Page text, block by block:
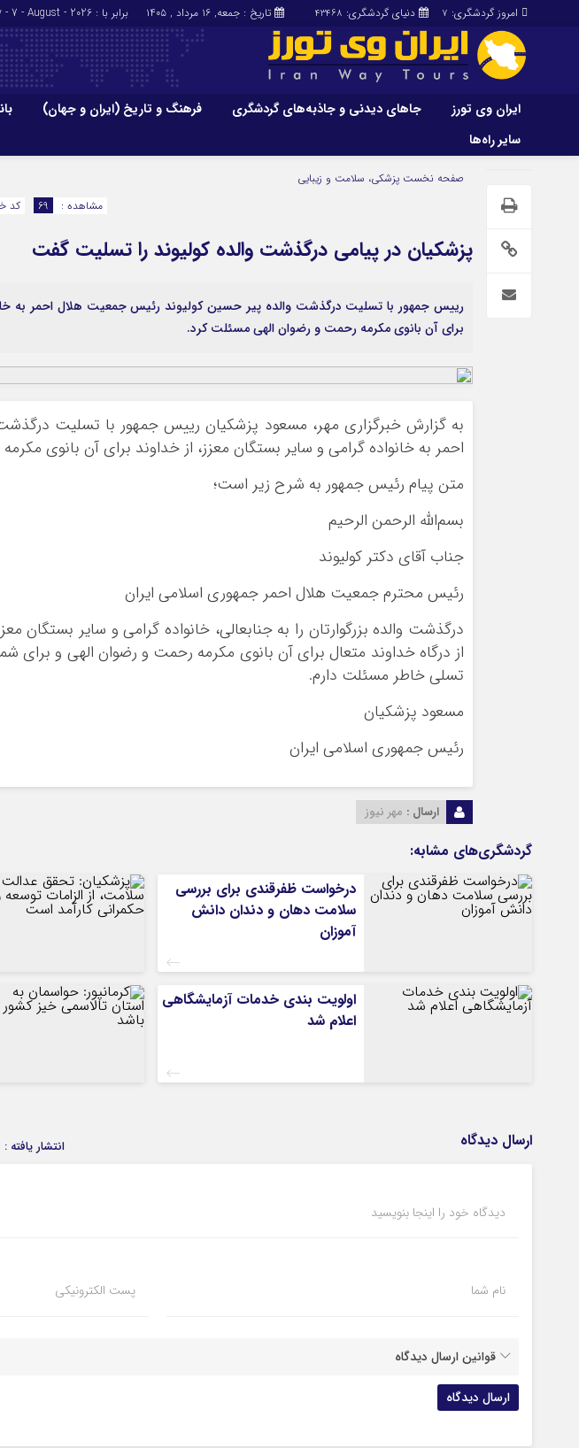
دنیای گردشگری: 43468 امروز گردشگری: 7 تاریخ : جمعه, ۱۶ مرداد , ۱۴۰۵ برابر با : Friday - 7 - August - 2026
ایران وی تورز جاهای دیدنی و جاذبه‌های گردشگری فرهنگ و تاریخ (ایران و جهان)
سایر راه‌ها
ایران وی تورز
شرایط بازنشر محتوا در ایران وی تورز
ایران سفر تور
گردشگری
غذا و رستوران
گزارش‌های
عمومی و سرگرمی
حقوق و قضایی
سایر راه‌ها
کارا دیلی
بلیط اتوبوس
مسیرهای نجف به کربلا
صفحه نخست پزشکی، سلامت و زیبایی
کد مشاهده : 69
پزشکیان در پیامی درگذشت والده کولیوند را تسلیت گفت
رییس جمهور با تسلیت درگذشت والده پیر حسین کولیوند رئیس جمعیت هلال احمر به
برای آن بانوی مکرمه رحمت و رضوان الهی مسئلت کرد.
به گزارش خبرگزاری مهر، مسعود پزشکیان رییس جمهور با تسلیت
احمر به خانواده گرامی و سایر بستگان معزز، از خداوند برای آن بانوی
متن پیام رئیس جمهور به شرح زیر است؛
بسم‌الله الرحمن الرحیم
جناب آقای دکتر کولیوند
رئیس محترم جمعیت هلال احمر جمهوری اسلامی ایران
درگذشت والده بزرگوارتان را به جنابعالی، خانواده گرامی و سایر بستگان
از درگاه خداوند متعال برای آن بانوی مکرمه رحمت و رضوان الهی و برای
تسلی خاطر مسئلت دارم.
مسعود پزشکیان
رئیس جمهوری اسلامی ایران
ارسال : مهر نیوز
گردشگری‌های مشابه:
درخواست ظفرقندی برای بررسی
سلامت دهان و دندان دانش
آموزان
اولویت بندی خدمات آزمایشگاهی
اعلام شد
ارسال دیدگاه انتشار یافته : 0
دیدگاه خود را اینجا بنویسید
نام شما پست الکترونیکی
قوانین ارسال دیدگاه